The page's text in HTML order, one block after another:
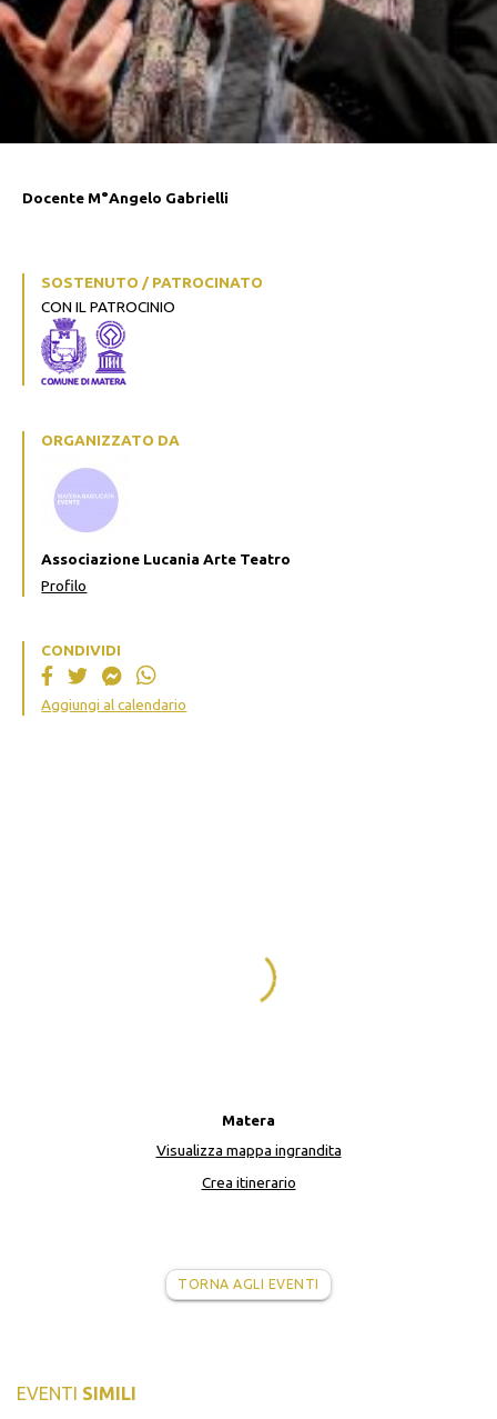
Docente M°Angelo Gabrielli
SOSTENUTO / PATROCINATO
CON IL PATROCINIO
ORGANIZZATO DA
Associazione Lucania Arte Teatro
Profilo
CONDIVIDI
Aggiungi al calendario
Matera
Visualizza mappa ingrandita
Crea itinerario
TORNA AGLI EVENTI
EVENTI SIMILI